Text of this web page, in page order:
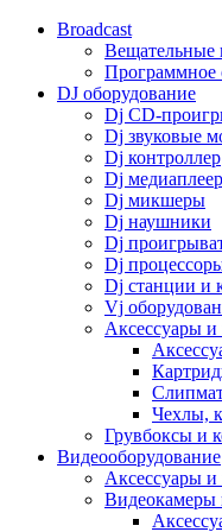
Broadcast
Вещательные
Программное
DJ оборудование
Dj CD-
Dj звуковые
Dj контроллер
Dj
Dj микшеры
Dj наушники
Dj
Dj
Dj станции и
Vj
Аксессуары
Чехлы,
Грувбоксы и
Видеооборудование
Аксессуары
Видеокамеры